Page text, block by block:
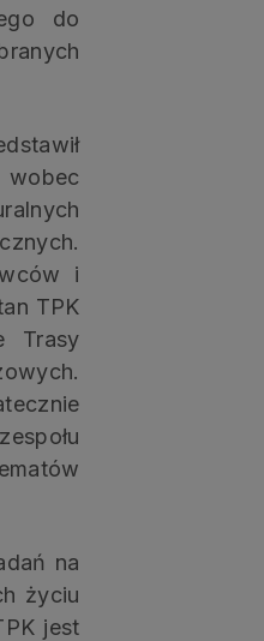
do
i
TPK
Trasy
na
życiu
jest